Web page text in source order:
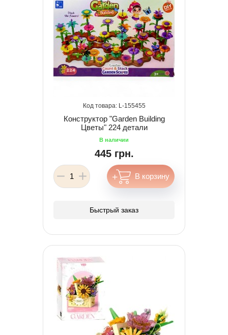
155455
Конструктор "Garden Building
Цветы" 224 детали
445 грн.
Быстрый заказ